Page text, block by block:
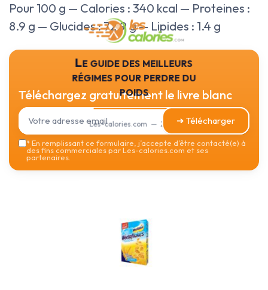
Pour 100 g — Calories : 340 kcal — Proteines :
8.9 g — Glucides : 72.9 g — Lipides : 1.4 g
Le guide des meilleurs
régimes pour perdre du
poids
Les-calories.com — 2026
Téléchargez gratuitement le livre blanc
➔ Télécharger
*En remplissant ce formulaire, j’accepte d’être contacté(e) à
des fins commerciales par Les-calories.com et ses
partenaires.